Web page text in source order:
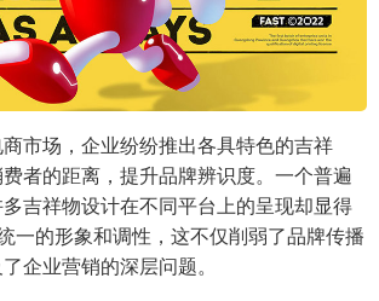
市场，企业纷纷推出各具特色的吉祥
者的距离，提升品牌辨识度。一个普遍
吉祥物设计在不同平台上的呈现却显得
一的形象和调性，这不仅削弱了品牌传播
企业营销的深层问题。